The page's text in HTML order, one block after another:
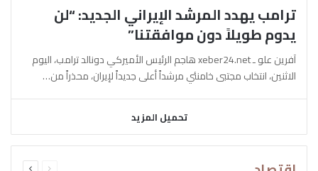
ترامب يهدد المرشد الإيراني الجديد: “لن
يدوم طويلاً دون موافقتنا”
آفرين علو ـ xeber24.net هاجم الرئيس الأميركي دونالد ترامب، اليوم
الاثنين، انتخاب مجتبى خامنئي مرشداً أعلى جديداً لإيران، محذراً من…
تحميل المزيد